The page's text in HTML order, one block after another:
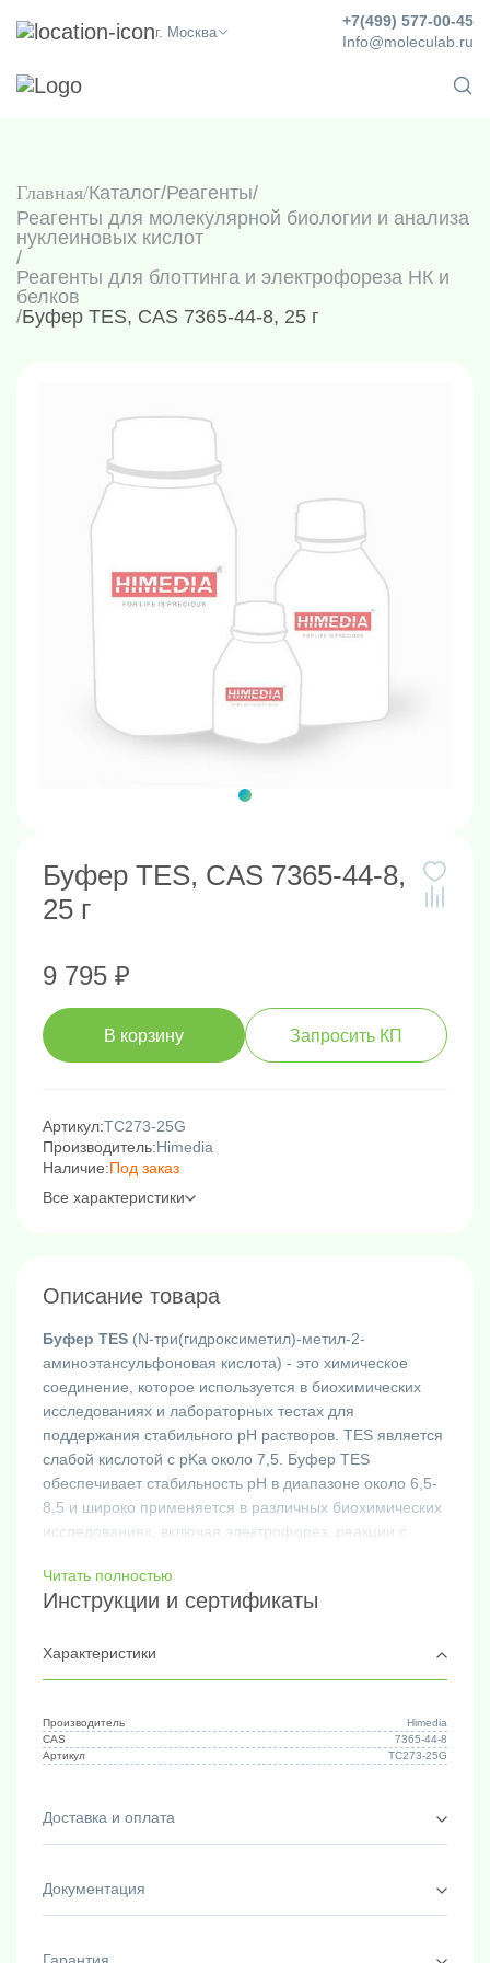
г. Москва
Info@moleculab.ru
+7(499) 577-00-45
Главная Каталог/Реагенты/
Реагенты для молекулярной биологии и анализа
нуклеиновых кислот
/
Реагенты для блоттинга и электрофореза НК и
белков
/Буфер TES, CAS 7365-44-8, 25 г
Буфер TES, CAS 7365-44-8,
25 г
9 795 ₽
В корзину Запросить КП
Артикул:TC273-25G
Производитель:Himedia
Наличие:Под заказ
Все характеристики
Описание товара
Буфер TES (N-три(гидроксиметил)-метил-2-
аминоэтансульфоновая кислота) - это химическое
соединение, которое используется в биохимических
исследованиях и лабораторных тестах для
поддержания стабильного pH растворов. TES является
слабой кислотой с pKa около 7,5. Буфер TES
обеспечивает стабильность pH в диапазоне около 6,5-
8,5 и широко применяется в различных биохимических
исследованиях, включая электрофорез, реакции с
требуется поддержание определенного pH.
Молекулярная формула C6H15NO6S
Фасовка:25 г
Читать полностью
Инструкции и сертификаты
Характеристики
Производитель
Himedia
CAS
7365-44-8
Артикул
TC273-25G
Доставка и оплата
Документация